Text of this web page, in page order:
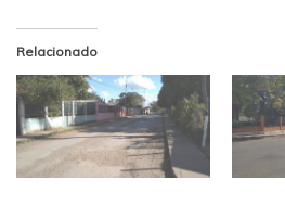
Relacionado